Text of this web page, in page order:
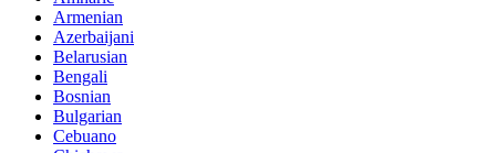
Armenian
Azerbaijani
Belarusian
Bengali
Bosnian
Bulgarian
Cebuano